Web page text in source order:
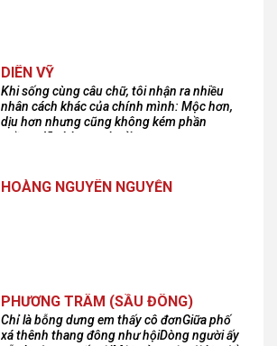
DIÊN VỸ
Khi sống cùng câu chữ, tôi nhận ra nhiều
nhân cách khác của chính mình: Mộc hơn,
dịu hơn nhưng cũng không kém phần
cuồng dã và hoang hoải...
HOÀNG NGUYÊN NGUYỄN
PHƯƠNG TRÂM (SẦU ĐÔNG)
Chỉ là bỗng dưng em thấy cô đơnGiữa phố
xá thênh thang đông như hộiDòng người ấy